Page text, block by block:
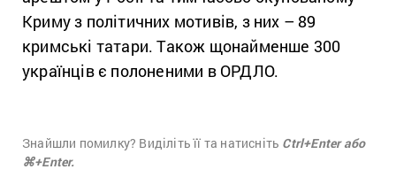
Криму з політичних мотивів, з них – 89
кримські татари. Також щонайменше 300
українців є полоненими в ОРДЛО.
Знайшли помилку? Виділіть її та натисніть Ctrl+Enter або
⌘+Enter.